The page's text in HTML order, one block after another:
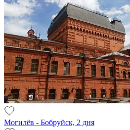
Могилёв - Бобруйск, 2 дня